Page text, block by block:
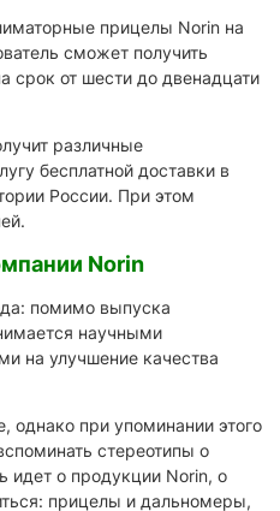
прицелы Norin на
сможет получить
срок от шести до двенадцати
различные
бесплатной доставки в
России. При этом
Norin
помимо выпуска
научными
на улучшение качества
однако при упоминании этого
стереотипы о
идет о продукции Norin, о
прицелы и дальномеры,